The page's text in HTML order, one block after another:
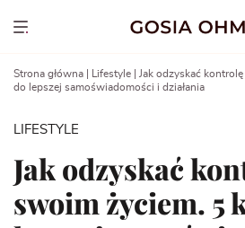
Show menu
Strona główna Lifestyle
Jak odzyskać
do lepszej samoświadomości i działania
LIFESTYLE
Jak odzyskać
swoim życiem. 5